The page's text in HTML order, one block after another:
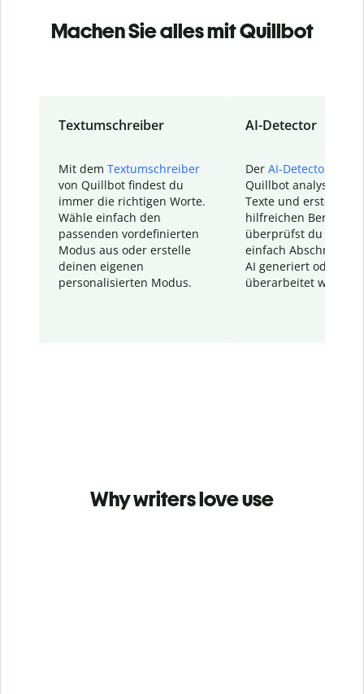
Machen Sie alles mit Quillbot
Textumschreiber
Mit dem Textumschreiber
von Quillbot findest du
immer die richtigen Worte.
Wähle einfach den
passenden vordefinierten
Modus aus oder erstelle
deinen eigenen
personalisierten Modus.
AI-Detector
Der AI-Detector
Quillbot analysiert
Texte und erstellt
hilfreichen Bericht.
überprüfst du
einfach Abschnitte,
AI generiert oder
überarbeitet wurden.
Why writers love use